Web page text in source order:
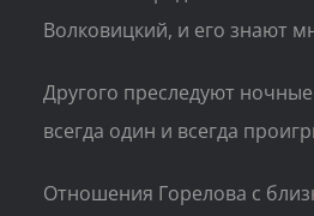
Волковицкий, и его знают
Другого преследуют
всегда один и всегда
Отношения Горелова с